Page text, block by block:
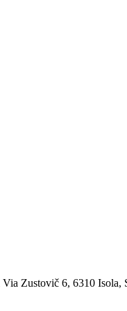
Via Zustovič 6, 6310 Isola,